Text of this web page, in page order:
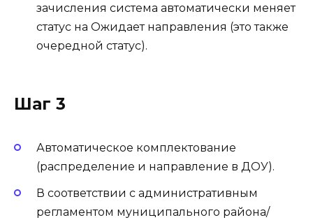
зачисления система автоматически меняет
статус на Ожидает направления (это также
очередной статус).
Шаг 3
Автоматическое комплектование
(распределение и направление в ДОУ).
В соответствии с административным
регламентом муниципального района/